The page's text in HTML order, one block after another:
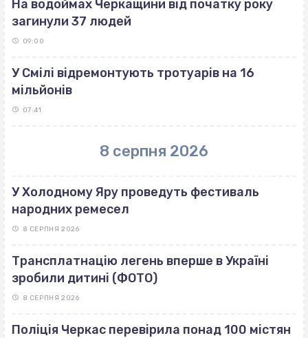
На водоймах Черкащини від початку року
загинули 37 людей
09:00
У Смілі відремонтують тротуарів на 16
мільйонів
07:41
8 серпня 2026
У Холодному Яру проведуть фестиваль
народних ремесел
8 СЕРПНЯ 2026
Трансплатнацію легень вперше в Україні
зробили дитині (ФОТО)
8 СЕРПНЯ 2026
Поліція Черкас перевірила понад 100 містян